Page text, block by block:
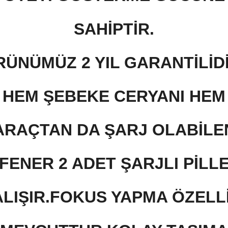
SAHİPTİR.
2 YIL
HEM ŞEBEKE CERYANI HEM
DA ŞARJ
2 ADET ŞARJLI
YAPMA